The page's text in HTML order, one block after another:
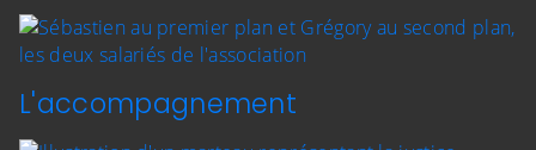
L'accompagnement